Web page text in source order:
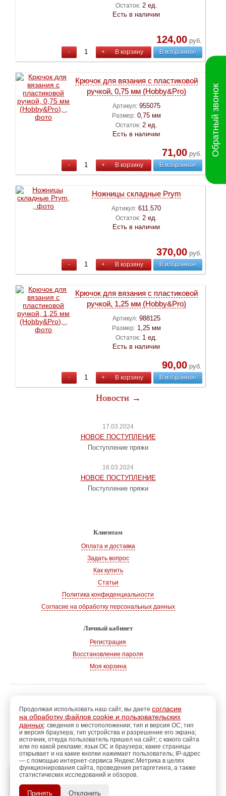
Остаток: 2 ед.
Есть в наличии
124,00руб.
- + В корзину В избранное
Крючок для вязания с пластиковой
ручкой, 0,75 мм (Hobby&Pro)
Артикул: 955075
Размер: 0,75 мм
Остаток: 2 ед.
Есть в наличии
71,00руб.
- + В корзину В избранное
Ножницы складные Prym
Артикул: 611.570
Остаток: 2 ед.
Есть в наличии
370,00руб.
- + В корзину В избранное
Крючок для вязания с пластиковой
ручкой, 1,25 мм (Hobby&Pro)
Артикул: 988125
Размер: 1,25 мм
Остаток: 1 ед.
Есть в наличии
90,00руб.
- + В корзину В избранное
Новости →
17.03.2024
НОВОЕ ПОСТУПЛЕНИЕ
Поступление пряжи
16.03.2024
НОВОЕ ПОСТУПЛЕНИЕ
Поступление пряжи
Клиентам
Оплата и доставка
Задать вопрос
Как купить
Статьи
Политика конфиденциальности
Согласие на обработку персональных данных
Личный кабинет
Регистрация
Восстановление пароля
Моя корзина
г. Волгодонск
Адрес: 347360, Ростовская обл., г. Волгодонск
Тел.: +7 928 102-83-75
E-mail: info@magazin-rukodelia.ru
Звонки принимаются ежедневно
с 09-00 до 21-00
Обратный звонок
Продолжая использовать наш сайт, вы даете согласие
на обработку файлов cookie и пользовательских
данных: сведения о местоположении; тип и версия ОС; тип
и версия браузера; тип устройства и разрешение его экрана;
источник, откуда пользователь пришел на сайт; с какого сайта
или по какой рекламе; язык ОС и браузера; какие страницы
открывает и на какие кнопки нажимает пользователь; IP-адрес
— с помощью интернет-сервиса Яндекс.Метрика в целях
функционирования сайта, проведения ретаргетинга, а также
статистических исследований и обзоров.
Принять Отклонить
Пройдитерегистрацию для
использования
дополнительных возможностей